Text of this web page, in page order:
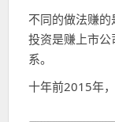
不同的做法赚的
投资是赚上市
系。
十年前2015年